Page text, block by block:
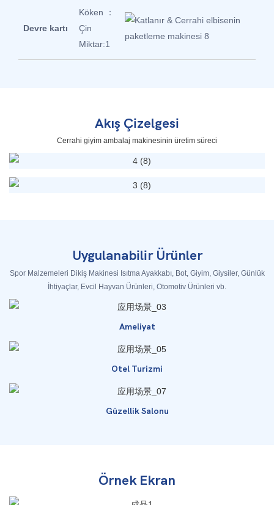
Devre kartı
Köken ：
Çin
Miktar:1
Akış Çizelgesi
Cerrahi giyim ambalaj makinesinin üretim süreci
Uygulanabilir Ürünler
Spor Malzemeleri Dikiş Makinesi Isıtma Ayakkabı, Bot, Giyim, Giysiler, Günlük
İhtiyaçlar, Evcil Hayvan Ürünleri, Otomotiv Ürünleri vb.
Ameliyat
Otel Turizmi
Güzellik Salonu
Örnek Ekran